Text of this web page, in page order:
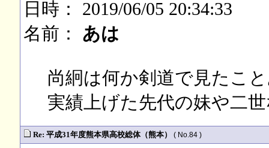
日時： 2019/06/05 20:34:33
名前： あは
尚絅は何か剣道で見たこ
実績上げた先代の妹や二
Re: 平成31年度熊本県高校総体（熊本） ( No.84 )